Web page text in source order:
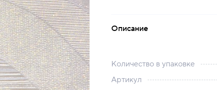
Описание
Количество в упаковке
Артикул